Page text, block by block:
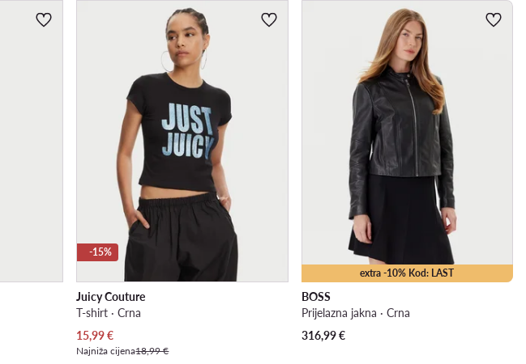
-15%
Juicy Couture
T-shirt · Crna
Trenutna cijena
15,99€
Najniža cijena18,99 €
extra -10% Kod: LAST
BOSS
Prijelazna jakna · Crna
316,99€